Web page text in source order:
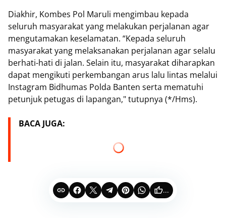
Diakhir, Kombes Pol Maruli mengimbau kepada
seluruh masyarakat yang melakukan perjalanan agar
mengutamakan keselamatan. “Kepada seluruh
masyarakat yang melaksanakan perjalanan agar selalu
berhati-hati di jalan. Selain itu, masyarakat diharapkan
dapat mengikuti perkembangan arus lalu lintas melalui
Instagram Bidhumas Polda Banten serta mematuhi
petunjuk petugas di lapangan," tutupnya (*/Hms).
BACA JUGA:
...